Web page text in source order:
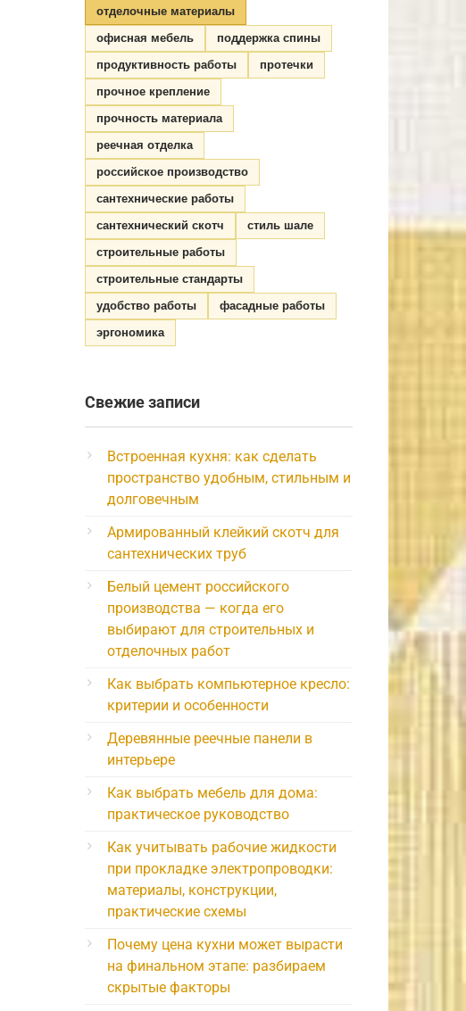
отделочные материалы
офисная мебель
поддержка спины
продуктивность работы
протечки
прочное крепление
прочность материала
реечная отделка
российское производство
сантехнические работы
сантехнический скотч
стиль шале
строительные работы
строительные стандарты
удобство работы
фасадные работы
эргономика
Свежие записи
Встроенная кухня: как сделать
пространство удобным, стильным и
долговечным
Армированный клейкий скотч для
сантехнических труб
Белый цемент российского
производства — когда его
выбирают для строительных и
отделочных работ
Как выбрать компьютерное кресло:
критерии и особенности
Деревянные реечные панели в
интерьере
Как выбрать мебель для дома:
практическое руководство
Как учитывать рабочие жидкости
при прокладке электропроводки:
материалы, конструкции,
практические схемы
Почему цена кухни может вырасти
на финальном этапе: разбираем
скрытые факторы